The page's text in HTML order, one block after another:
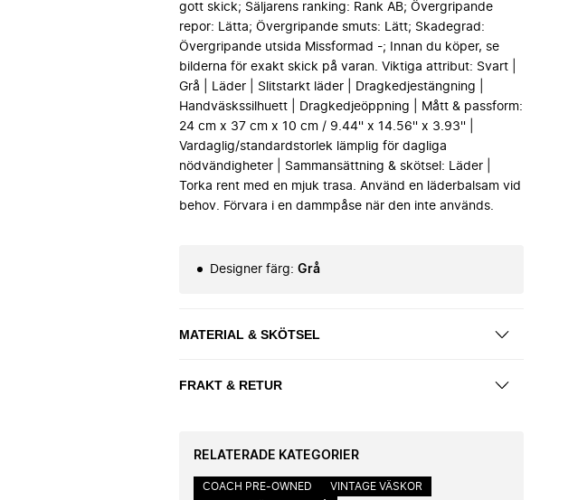
gott skick; Säljarens ranking: Rank AB; Övergripande
repor: Lätta; Övergripande smuts: Lätt; Skadegrad:
Övergripande utsida Missformad -; Innan du köper, se
bilderna för exakt skick på varan. Viktiga attribut: Svart |
Grå | Läder | Slitstarkt läder | Dragkedjestängning |
Handväskssilhuett | Dragkedjeöppning | Mått & passform:
24 cm x 37 cm x 10 cm / 9.44'' x 14.56'' x 3.93'' |
Vardaglig/standardstorlek lämplig för dagliga
nödvändigheter | Sammansättning & skötsel: Läder |
Torka rent med en mjuk trasa. Använd en läderbalsam vid
behov. Förvara i en dammpåse när den inte används.
Designer färg: Grå
MATERIAL & SKÖTSEL
FRAKT & RETUR
RELATERADE KATEGORIER
COACH PRE-OWNED
VINTAGE VÄSKOR